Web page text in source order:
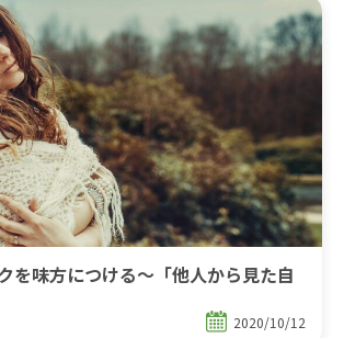
を味方につける～「他人から見た自
2020/10/12